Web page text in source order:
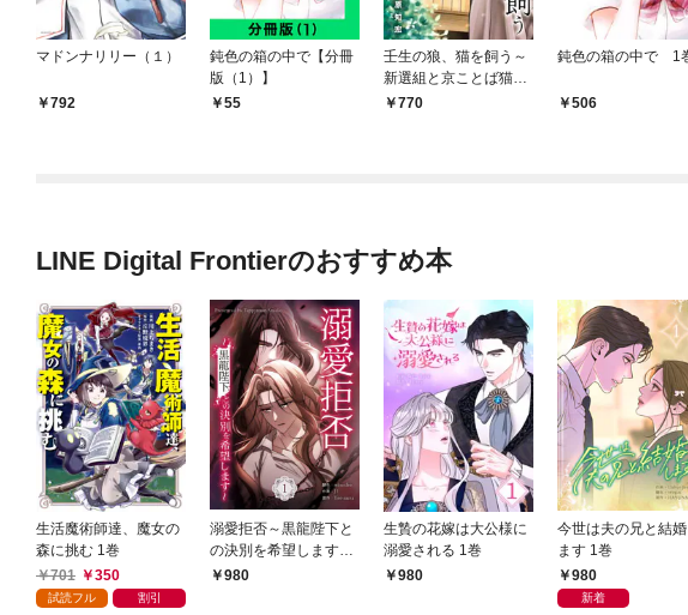
マドンナリリー（１）
792
鈍色の箱の中で【分冊
版（1）】
55
壬生の狼、猫を飼う～
新選組と京ことば猫～
1巻770
鈍色の箱の中で 1
506
LINE Digital Frontierのおすすめ本
生活魔術師達、魔女の
森に挑む 1巻
701
350
試読フル 割引
溺愛拒否～黒龍陛下と
の決別を希望します～
1巻980
生贄の花嫁は大公様に
溺愛される 1巻
980
今世は夫の兄と結婚
ます 1巻
980
新着